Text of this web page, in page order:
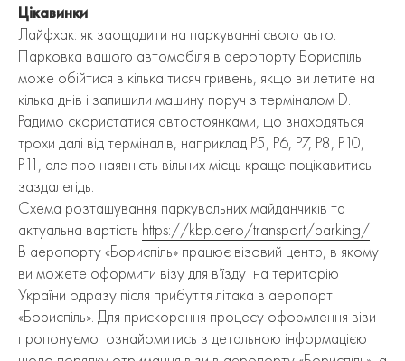
Цікавинки
Лайфхак: як заощадити на паркуванні свого авто.
Парковка вашого автомобіля в аеропорту Бориспіль
може обійтися в кілька тисяч гривень, якщо ви летите на
кілька днів і залишили машину поруч з терміналом D.
Радимо скористатися автостоянками, що знаходяться
трохи далі від терміналів, наприклад P5, P6, P7, P8, P10,
P11, але про наявність вільних місць краще поцікавитись
заздалегідь.
Схема розташування паркувальних майданчиків та
актуальна вартість https://kbp.aero/transport/parking/
В аеропорту «Бориспіль» працює візовий центр, в якому
ви можете оформити візу для в’їзду на територію
України одразу після прибуття літака в аеропорт
«Бориспіль». Для прискорення процесу оформлення візи
пропонуємо ознайомитись з детальною інформацією